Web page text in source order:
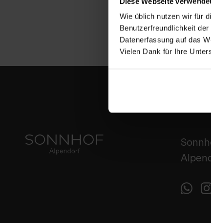
Wie üblich nutzen wir für
Benutzerfreundlichkeit
Datenerfassung auf das
Vielen Dank für Ihre